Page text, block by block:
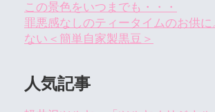
この景色をいつまでも・・・
罪悪感なしのティータイムのお供
ない＜簡単自家製黒豆＞
人気記事